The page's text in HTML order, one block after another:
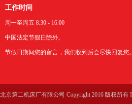
工作时间
周一至周五 8:30 - 16:00
中国法定节假日除外。
节假日期间您的留言，我们收到后会尽快回复您。
北京第二机床厂有限公司 Copyright 2016 版权所有